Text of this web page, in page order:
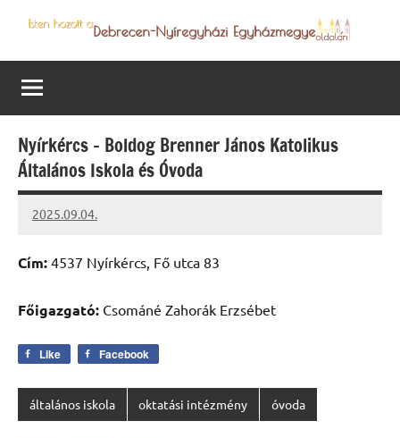
content
Debrecen-
Nyíregyházi
Egyházmegye
programjai
Nyírkércs – Boldog Brenner János Katolikus
Általános Iskola és Óvoda
2025.09.04.
Leiszt
Cím: 4537 Nyírkércs, Fő utca 83
Főigazgató: Csománé Zahorák Erzsébet
Like Facebook
általános iskola oktatási intézmény óvoda